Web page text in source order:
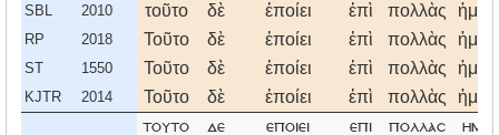
SBL 2010 τοῦτο δὲ ἐποίει ἐπὶ πολλὰς
RP 2018 Τοῦτο δὲ ἐποίει ἐπὶ πολλὰς
ST 1550 Τοῦτο δὲ ἐποίει ἐπὶ πολλὰς
KJTR 2014 Τοῦτο δὲ ἐποίει ἐπὶ πολλὰς
τουτο δε εποιει επι πολλασ